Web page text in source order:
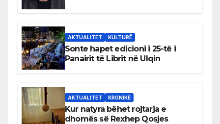
AKTUALITET KULTURË
Sonte hapet edicioni i 25-të i
Panairit të Librit në Ulqin
AKTUALITET KRONIKË
Kur natyra bëhet rojtarja e
dhomës së Rexhep Qosjes